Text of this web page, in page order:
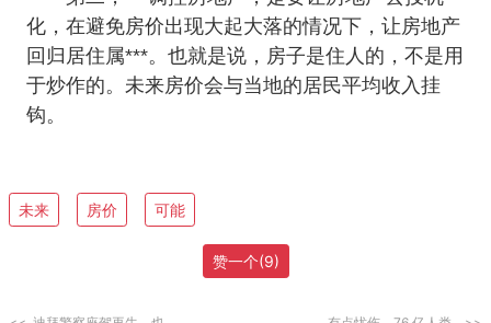
化，在避免房价出现大起大落的情况下，让房地产
回归居住属***。也就是说，房子是住人的，不是用
于炒作的。未来房价会与当地的居民平均收入挂
钩。
未来 房价 可能
赞一个(9)